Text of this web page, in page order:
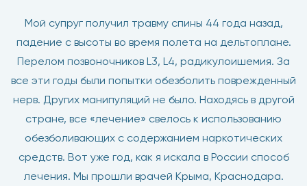
Мой супруг получил травму спины 44 года назад,
падение с высоты во время полета на дельтоплане.
Перелом​ позвоночников L3, L4, радикулоишемия. За
все эти годы были попытки обезболить поврежденный
нерв. Других манипуляций не было. Находясь в другой
стране, все «лечение» свелось к использованию
обезболивающих с содержанием наркотических
средств. Вот уже год, как я искала в России способ
лечения. Мы прошли врачей Крыма, Краснодара.